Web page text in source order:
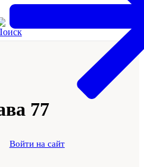
Войти на сайт
77